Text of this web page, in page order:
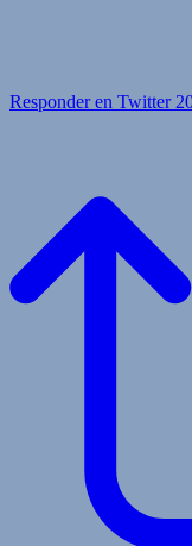
Responder en Twitter